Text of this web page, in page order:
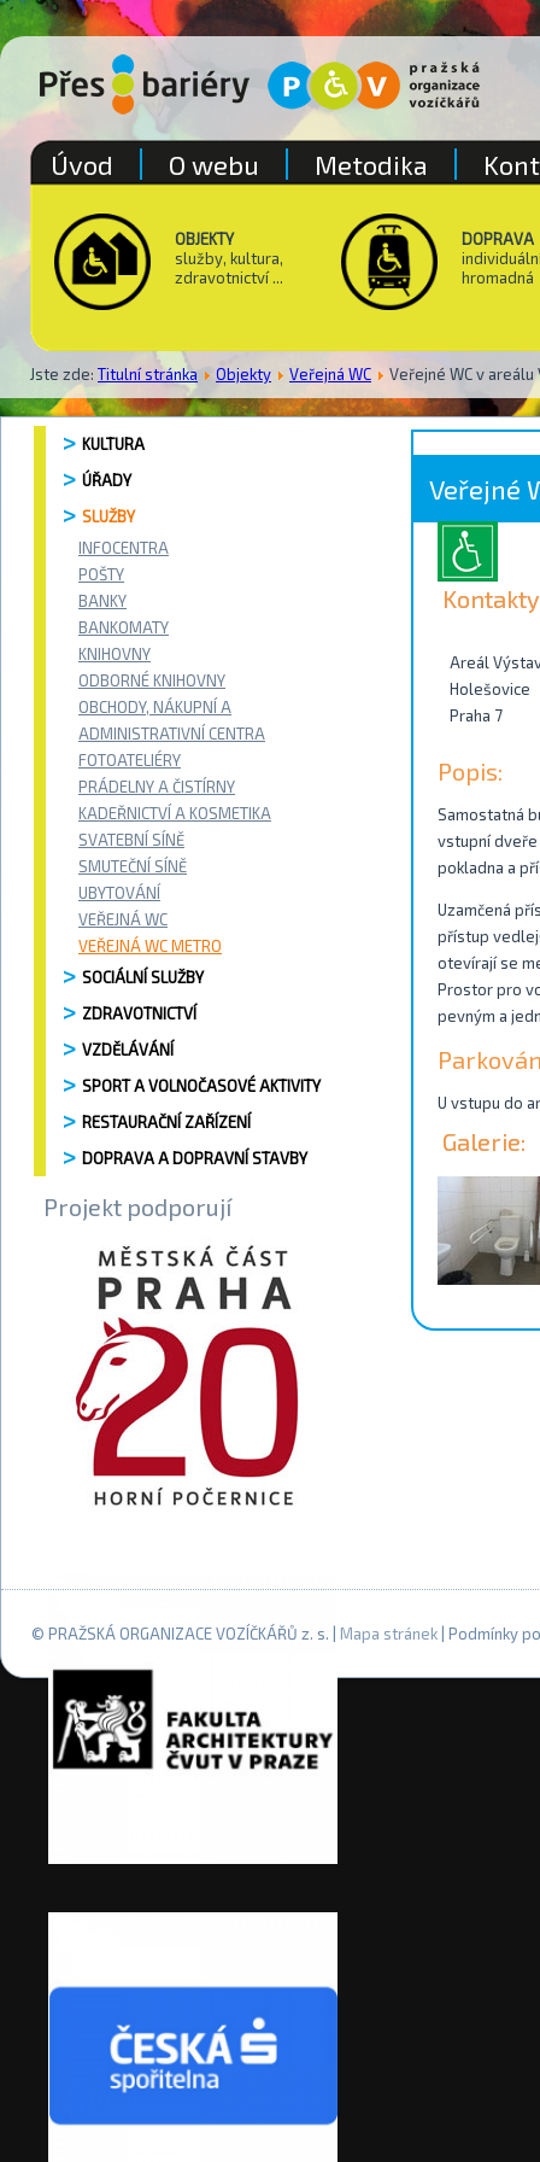
OBJEKTY
služby, kultura,
zdravotnictví ...
DOPRAVA
hromadná
Jste zde: Titulní stránka Objekty Veřejná WC Veřejné WC v
Úvod O webu Metodika
KULTURA
ÚŘADY
SLUŽBY
INFOCENTRA
POŠTY
BANKY
BANKOMATY
KNIHOVNY
ODBORNÉ KNIHOVNY
OBCHODY, NÁKUPNÍ A
ADMINISTRATIVNÍ CENTRA
FOTOATELIÉRY
PRÁDELNY A ČISTÍRNY
KADEŘNICTVÍ A KOSMETIKA
SVATEBNÍ SÍNĚ
SMUTEČNÍ SÍNĚ
UBYTOVÁNÍ
VEŘEJNÁ WC
VEŘEJNÁ WC METRO
SOCIÁLNÍ SLUŽBY
ZDRAVOTNICTVÍ
VZDĚLÁVÁNÍ
SPORT A VOLNOČASOVÉ AKTIVITY
RESTAURAČNÍ ZAŘÍZENÍ
DOPRAVA A DOPRAVNÍ STAVBY
Projekt podporují
Veřejné
Kontakty
Areál
Holešovice
Praha 7
Popis:
Samostatná
vstupní dveře
pokladna a
Uzamčená
přístup
otevírají se
Prostor pro
pevným a
U vstupu do
Galerie:
© PRAŽSKÁ ORGANIZACE VOZÍČKÁŘŮ z. s. | Mapa stránek | Podmínky